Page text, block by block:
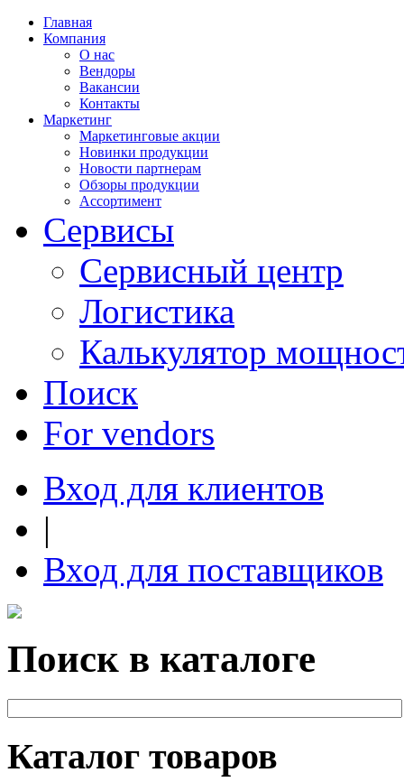
Главная
Компания
О нас
Вендоры
Вакансии
Контакты
Маркетинг
Маркетинговые акции
Новинки продукции
Новости партнерам
Обзоры продукции
Ассортимент
Сервисы
Сервисный центр
Логистика
Калькулятор
Поиск
For vendors
Вход для клиентов
|
Вход для поставщиков
Поиск в каталоге
Каталог товаров